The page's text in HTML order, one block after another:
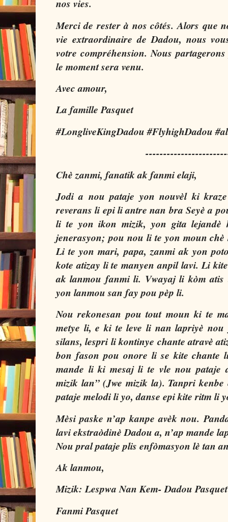
nos vies.
Merci de rester à nos côtés. Alors que
vie extraordinaire de Dadou, nous
votre compréhension. Nous
le moment sera venu.
Avec amour,
La famille Pasquet
#LongliveKingDadou #FlyhighDadou
Chè zanmi, fanatik ak fanmi elaji,
Jodi a nou pataje yon nouvèl ki
reverans li epi li antre nan bra Seyè a
li te yon ikon mizik, yon gita lejandè
jenerasyon; pou nou li te yon moun
Li te yon mari, papa, zanmi ak yon
kote atizay li te manyen anpil lavi. Li
ak lanmou fanmi li. Vwayaj li kòm atis
yon lanmou san fay pou pèp li.
Nou rekonesan pou tout moun ki te
metye li, e ki te leve li nan lapriyè
silans, lespri li kontinye chante atravè
bon fason pou onore li se kite chante
mande li ki mesaj li te vle nou pataje
mizik lan” (Jwe mizik la). Tanpri
pataje melodi li yo, danse epi kite ritm li
Mèsi paske n’ap kanpe avèk nou.
lavi ekstraòdinè Dadou a, n’ap mande
Nou pral pataje plis enfòmasyon lè tan
Ak lanmou,
Mizik: Lespwa Nan Kem- Dadou Pasquet
Fanmi Pasquet